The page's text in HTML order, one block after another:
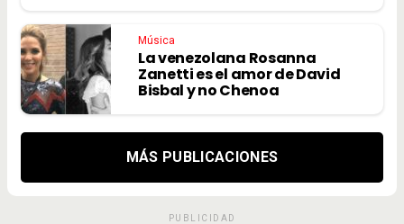
Música
La venezolana Rosanna
Zanetti es el amor de David
Bisbal y no Chenoa
MÁS PUBLICACIONES
PUBLICIDAD